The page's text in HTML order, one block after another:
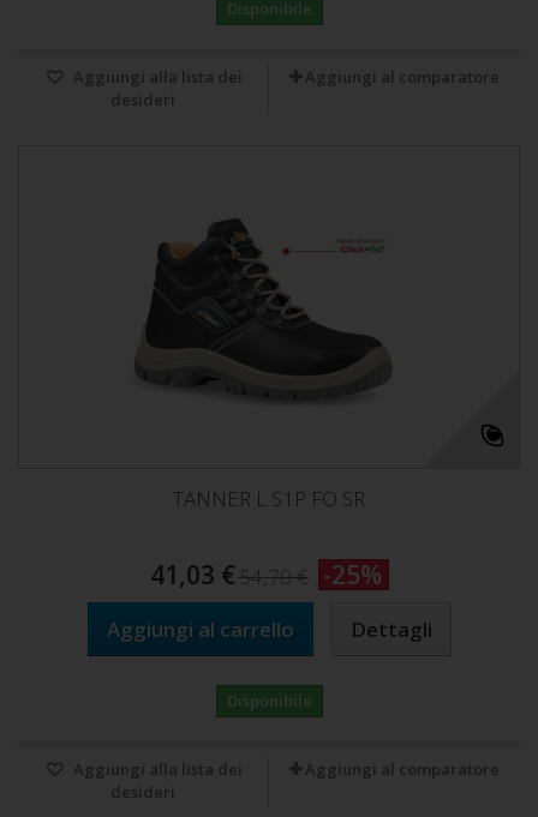
Disponibile
Aggiungi alla lista dei
desideri
Aggiungi al comparatore
TANNER L S1P FO SR
41,03 €54,70 € -25%
Aggiungi al carrello Dettagli
Disponibile
Aggiungi alla lista dei
desideri
Aggiungi al comparatore